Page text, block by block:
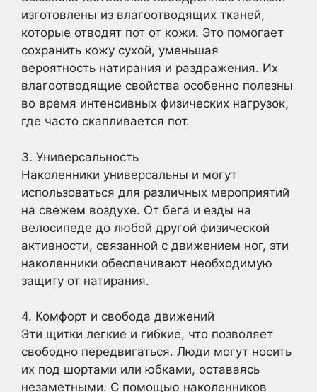
изготовлены из влагоотводящих тканей,
которые отводят пот от кожи. Это помогает
сохранить кожу сухой, уменьшая
вероятность натирания и раздражения. Их
влагоотводящие свойства особенно полезны
во время интенсивных физических нагрузок,
где часто скапливается пот.
3. Универсальность
Наколенники универсальны и могут
использоваться для различных мероприятий
на свежем воздухе. От бега и езды на
велосипеде до любой другой физической
активности, связанной с движением ног, эти
наколенники обеспечивают необходимую
защиту от натирания.
4. Комфорт и свобода движений
Эти щитки легкие и гибкие, что позволяет
свободно передвигаться. Люди могут носить
их под шортами или юбками, оставаясь
незаметными. С помощью наколенников